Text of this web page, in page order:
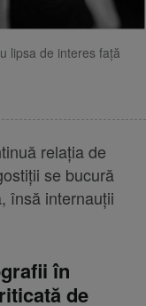
lipsa de interes față
relația de
se bucură
însă internauții
în
de